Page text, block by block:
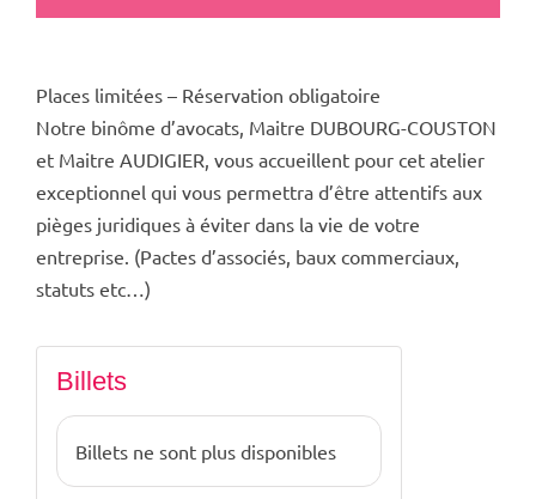
Places limitées – Réservation obligatoire
Notre binôme d’avocats, Maitre DUBOURG-COUSTON
et Maitre AUDIGIER, vous accueillent pour cet atelier
exceptionnel qui vous permettra d’être attentifs aux
pièges juridiques à éviter dans la vie de votre
entreprise. (Pactes d’associés, baux commerciaux,
statuts etc…)
Billets
Billets ne sont plus disponibles